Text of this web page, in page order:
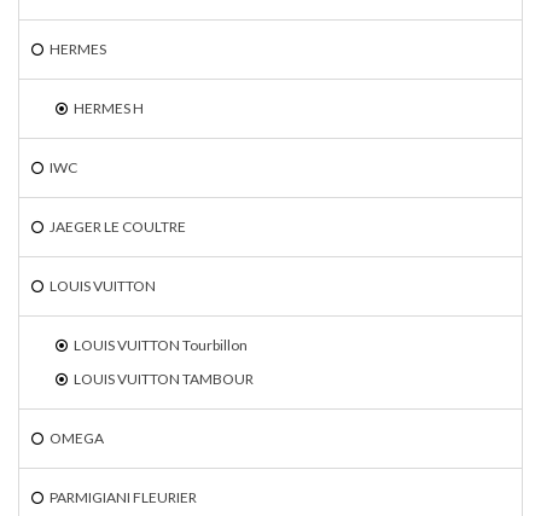
HERMES
HERMES H
IWC
JAEGER LE COULTRE
LOUIS VUITTON
LOUIS VUITTON Tourbillon
LOUIS VUITTON TAMBOUR
OMEGA
PARMIGIANI FLEURIER